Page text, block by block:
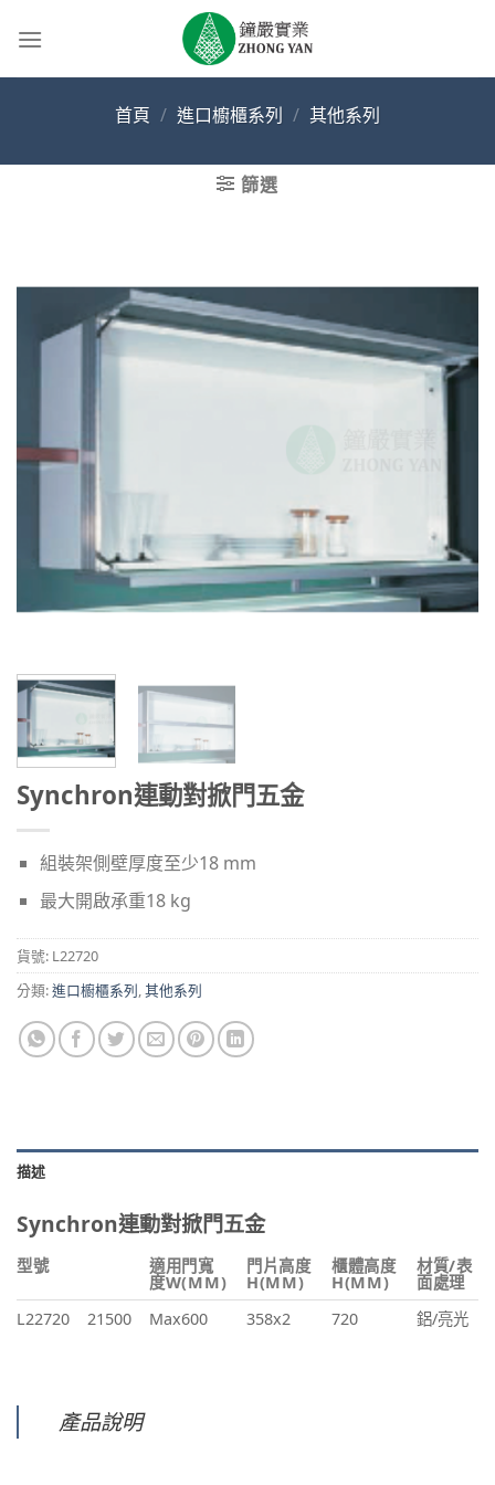
首頁 / 進口櫥櫃系列 / 其他系列
篩選
Synchron連動對掀門五金
組裝架側壁厚度至少18 mm
最大開啟承重18 kg
貨號: L22720
分類:進口櫥櫃系列,其他系列
描述
Synchron連動對掀門五金
型號 適用門寬
度W(MM)
門片高度
H(MM)
櫃體高度
H(MM)
材質/表
面處理
L22720
21500 Max600 358x2 720 鋁/亮光
產品說明